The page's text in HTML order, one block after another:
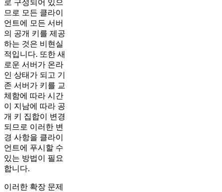
로 구성되어 있으
므로 모든 클라이
언트에 모든 서버
의 공개 키를 제공
하는 것은 비현실
적입니다. 또한 새
로운 서버가 온라
인 상태가 되고 기
존 서버가 키를 교
체함에 따라 시간
이 지남에 따라 공
개 키 집합이 변경
되므로 이러한 변
경 사항을 클라이
언트에 푸시할 수
있는 방법이 필요
합니다.
이러한 확장 문제